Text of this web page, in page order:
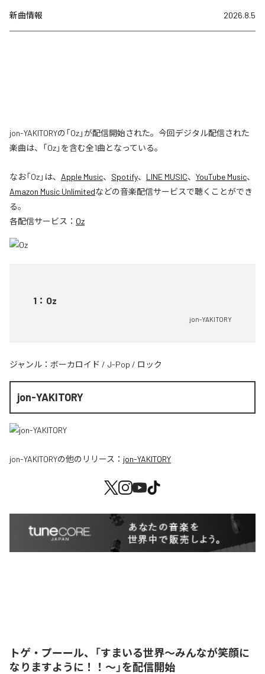
新曲情報 2026.8.5
jon-YAKITORYの「Oz」が配信開始された。今回デジタル配信された
楽曲は、「Oz」を含む全1曲となっている。
なお「Oz」は、 Apple Music、 Spotify、 LINE MUSIC、 YouTube Music、
Amazon Music Unlimitedなどの音楽配信サービスで聴くことができ
る。
各配信サービス： Oz
1 ： Oz
jon-YAKITORY
ジャンル： ボーカロイド / J-Pop / ロック
jon-YAKITORY
jon-YAKITORYの他のリリース： jon-YAKITORY
トゲ・プーール、「すまいる世界〜みんなが笑顔に
なりますように！！〜」を配信開始